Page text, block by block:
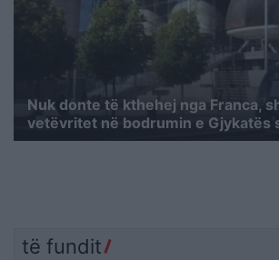
Nuk donte të kthehej nga Franca,
vetëvritet në bodrumin e Gjykatës
të fundit